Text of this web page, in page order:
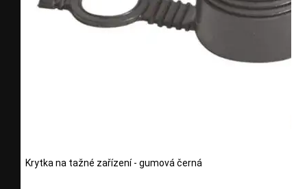
Krytka na tažné zařízení - gumová černá